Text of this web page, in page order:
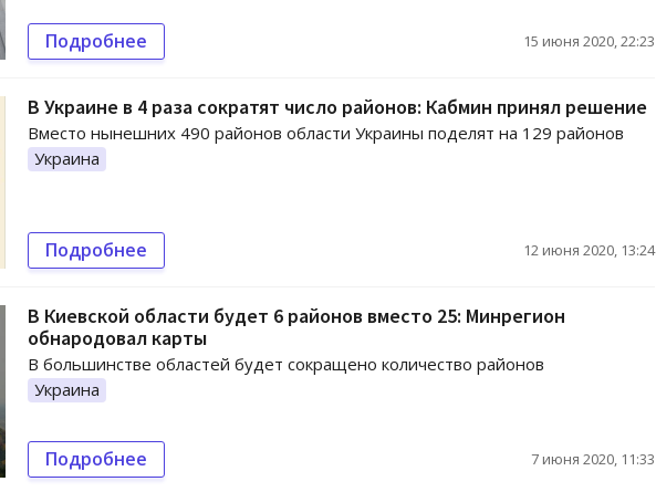
Подробнее 15 июня 2020, 22:23
В Украине в 4 раза сократят число районов: Кабмин принял решение
Вместо нынешних 490 районов области Украины поделят на 129 районов
Украина
Подробнее 12 июня 2020, 13:24
В Киевской области будет 6 районов вместо 25: Минрегион
обнародовал карты
В большинстве областей будет сокращено количество районов
Украина
Подробнее 7 июня 2020, 11:33